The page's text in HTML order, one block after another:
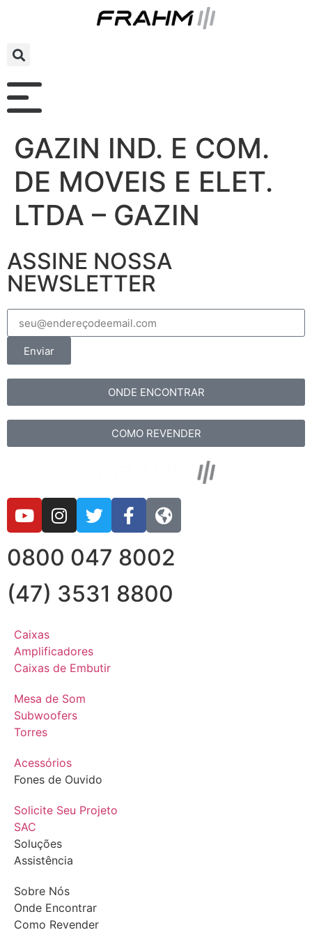
GAZIN IND. E COM.
DE MOVEIS E ELET.
LTDA – GAZIN
ASSINE NOSSA
NEWSLETTER
Enviar
ONDE ENCONTRAR
COMO REVENDER
0800 047 8002
(47) 3531 8800
Caixas
Amplificadores
Caixas de Embutir
Mesa de Som
Subwoofers
Torres
Acessórios
Fones de Ouvido
Solicite Seu Projeto
SAC
Soluções
Assistência
Sobre Nós
Onde Encontrar
Como Revender